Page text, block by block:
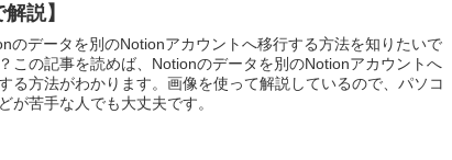
説】
のデータを別のNotionアカウントへ移行する方法を知りたいで
この記事を読めば、Notionのデータを別のNotionアカウントへ
る方法がわかります。画像を使って解説しているので、パソコ
が苦手な人でも大丈夫です。